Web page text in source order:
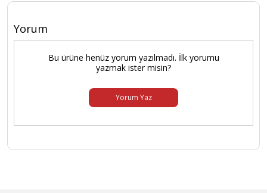
Yorum
Bu ürüne henüz yorum yazılmadı. İlk yorumu
yazmak ister misin?
Yorum Yaz